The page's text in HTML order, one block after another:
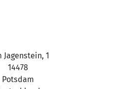
Jagenstein, 1
14478
Potsdam